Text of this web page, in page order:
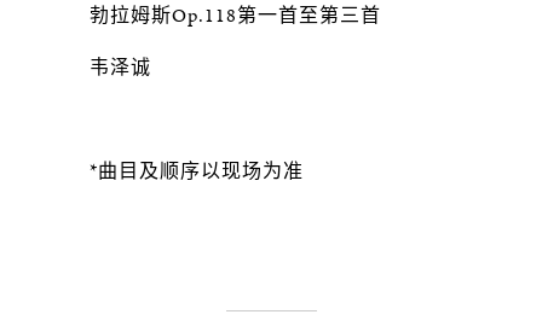
勃拉姆斯Op.118第一首至第三首
韦泽诚
*曲目及顺序以现场为准